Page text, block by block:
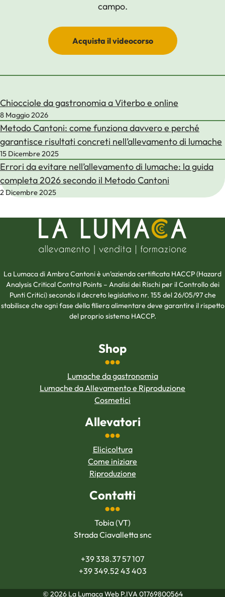
campo.
Acquista il videocorso
Chiocciole da gastronomia a Viterbo e online
8 Maggio 2026
Metodo Cantoni: come funziona davvero e perché
garantisce risultati concreti nell’allevamento di lumache
15 Dicembre 2025
Errori da evitare nell’allevamento di lumache: la guida
completa 2026 secondo il Metodo Cantoni
2 Dicembre 2025
La Lumaca di Ambra Cantoni è un’azienda certificata HACCP (Hazard
Analysis Critical Control Points – Analisi dei Rischi per il Controllo dei
Punti Critici) secondo il decreto legislativo nr. 155 del 26/05/97 che
stabilisce che ogni fase della filiera alimentare deve garantire il rispetto
del proprio sistema HACCP.
Shop
Lumache da gastronomia
Lumache da Allevamento e Riproduzione
Cosmetici
Contatti
Tobia (VT)
Strada Ciavalletta snc
+39 338.37 57 107
+39 349.52 43 403
Allevatori
Elicicoltura
Come iniziare
Riproduzione
© 2026 La Lumaca Web P.IVA 01769800564